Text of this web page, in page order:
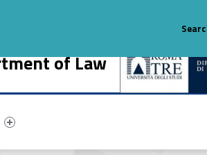
of Law
18
#link-menu-primary-21664-27